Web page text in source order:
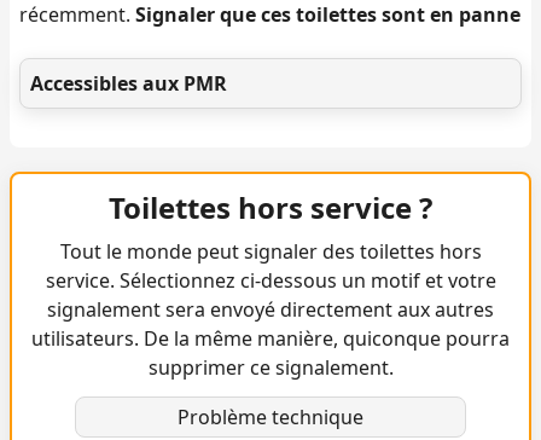
récemment. Signaler que ces toilettes sont en panne
Accessibles aux PMR
Toilettes hors service ?
Tout le monde peut signaler des toilettes hors
service. Sélectionnez ci-dessous un motif et votre
signalement sera envoyé directement aux autres
utilisateurs. De la même manière, quiconque pourra
supprimer ce signalement.
Problème technique